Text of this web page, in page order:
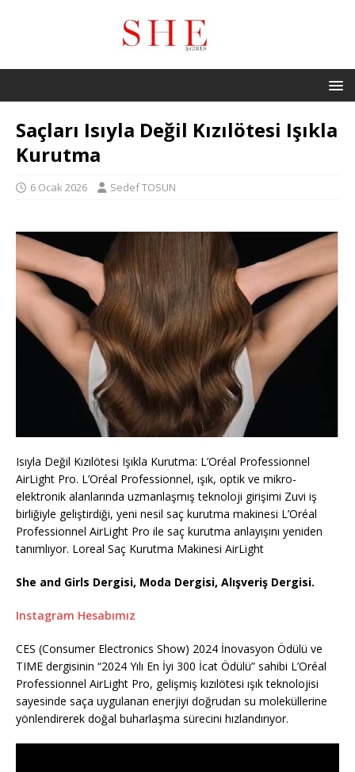
Saçları Isıyla Değil Kızılötesi Işıkla
Kurutma
6 Ocak 2026 Sedef TOSUN
Isıyla Değil Kızılötesi Işıkla Kurutma: L’Oréal Professionnel
AirLight Pro. L’Oréal Professionnel, ışık, optik ve mikro-
elektronik alanlarında uzmanlaşmış teknoloji girişimi Zuvi iş
birliğiyle geliştirdiği, yeni nesil saç kurutma makinesi L’Oréal
Professionnel AirLight Pro ile saç kurutma anlayışını yeniden
tanımlıyor. Loreal Saç Kurutma Makinesi AirLight
She and Girls Dergisi, Moda Dergisi, Alışveriş Dergisi.
Instagram Hesabımız
CES (Consumer Electronics Show) 2024 İnovasyon Ödülü ve
TIME dergisinin “2024 Yılı En İyi 300 İcat Ödülü” sahibi L’Oréal
Professionnel AirLight Pro, gelişmiş kızılötesi ışık teknolojisi
sayesinde saça uygulanan enerjiyi doğrudan su moleküllerine
yönlendirerek doğal buharlaşma sürecini hızlandırıyor.